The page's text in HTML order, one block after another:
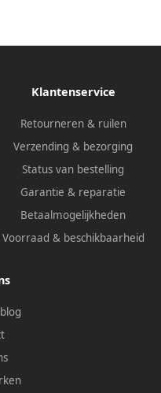
Klantenservice
Retourneren & ruilen
Verzending & bezorging
Status van bestelling
Garantie & reparatie
Betaalmogelijkheden
Voorraad & beschikbaarheid